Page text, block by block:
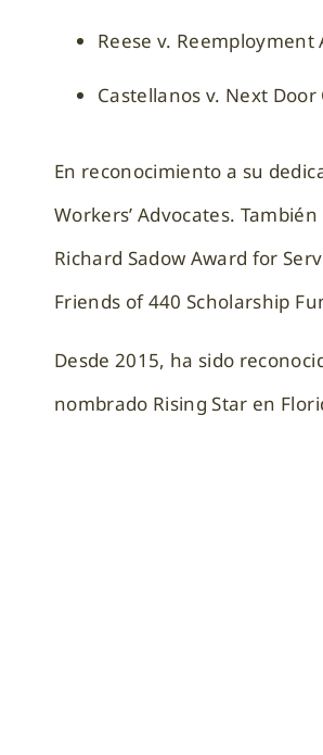
Reese v. Reemployment
Castellanos v. Next
En reconocimiento a su
Workers’ Advocates.
Richard Sadow Award for
Friends of 440 Scholarship
Desde 2015, ha sido
nombrado Rising Star en